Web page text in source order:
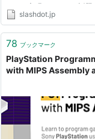
い」と主張したことが話題
ている（AFPBB News、中
リーチャンネルで放送が始
with...
slashdot.jp
78 ブックマーク
PlayStation
with MIPS Assembly